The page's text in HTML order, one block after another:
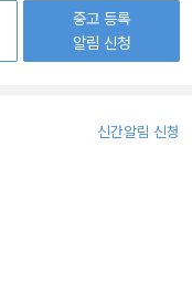
중고 등록
알림 신청
신간알림 신청